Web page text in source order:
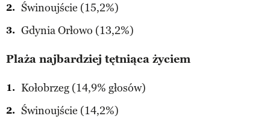
Świnoujście (15,2%)
Gdynia Orłowo (13,2%)
Plaża najbardziej tętniąca życiem
Kołobrzeg (14,9% głosów)
Świnoujście (14,2%)